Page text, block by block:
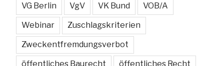
VG Berlin VgV VK Bund VOB/A
Webinar Zuschlagskriterien
Zweckentfremdungsverbot
öffentliches Baurecht öffentliches Recht